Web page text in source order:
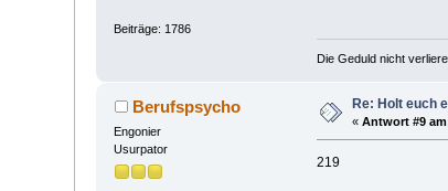
Beiträge: 1786
Die Geduld nicht
Berufspsycho
Engonier
Usurpator
Re: Holt euch
«Antwort #9
219